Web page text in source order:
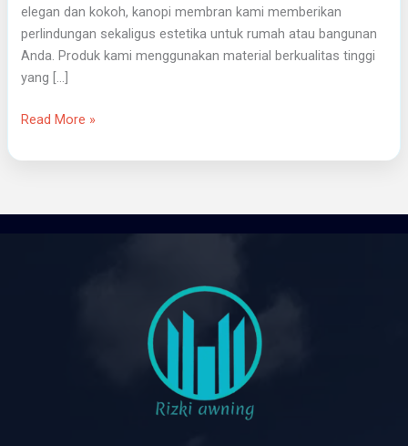
elegan dan kokoh, kanopi membran kami memberikan
perlindungan sekaligus estetika untuk rumah atau bangunan
Anda. Produk kami menggunakan material berkualitas tinggi
yang […]
Read More »